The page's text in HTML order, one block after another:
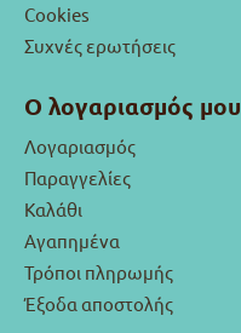
Cookies
Συχνές ερωτήσεις
Ο λογαριασμός μου
Λογαριασμός
Παραγγελίες
Καλάθι
Αγαπημένα
Τρόποι πληρωμής
Έξοδα αποστολής